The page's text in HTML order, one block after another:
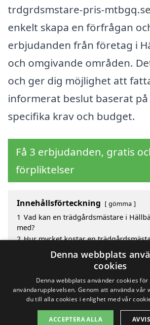
trdgrdsmstare-pris-
enkelt skapa en förfrågan
erbjudanden från företag i
och omgivande områden.
och ger dig möjlighet att
informerat beslut baserat på
specifika krav och budget.
Få 3 erbjudanden, gratis
förpliktelser
Innehållsförteckning gömma
1 Vad kan en trädgårdsmästare i
med?
2 Hur mycket kostar en
Fördelar med att välja
Sök efter en skicklig
omgivande städerna Hällbäcken
Copyright 2026 - Pilanto
Denna webbplats
cookies
Denna webbplats använder cookies
användarupplevelsen. Genom att använda vår
du till alla cookies i enlighet med vår
ACCEPTERA ALLA